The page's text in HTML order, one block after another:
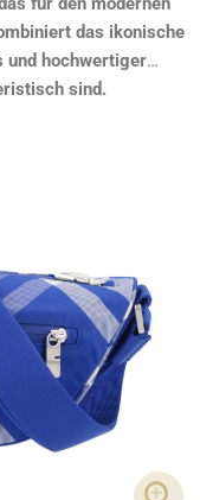
das ikonische
und hochwertiger
sind.